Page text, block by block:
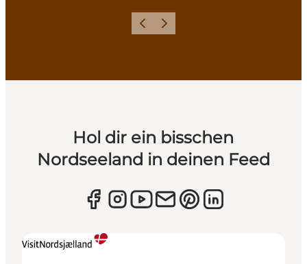
ZurückWeiter
Hol dir ein bisschen
Nordseeland in deinen Feed